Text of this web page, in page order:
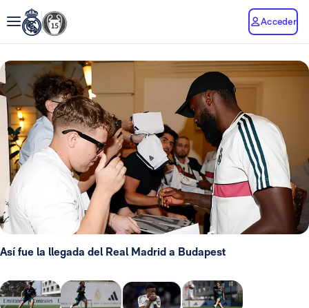
Acceder
Así fue la llegada del Real Madrid a Budapest